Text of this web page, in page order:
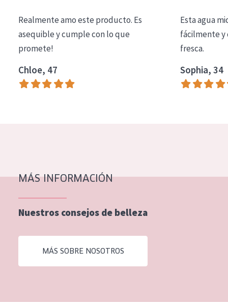
Essentials
Lift+
Expert
Piel madura
Piel menopáusica
EDAD
Realmente amo este producto. Es
asequible y cumple con lo que
promete!
Chloe, 47
Esta agua
fácilmente y
fresca.
Sophia, 34
MÁS INFORMACIÓN
Nuestros consejos de belleza
MÁS SOBRE NOSOTROS